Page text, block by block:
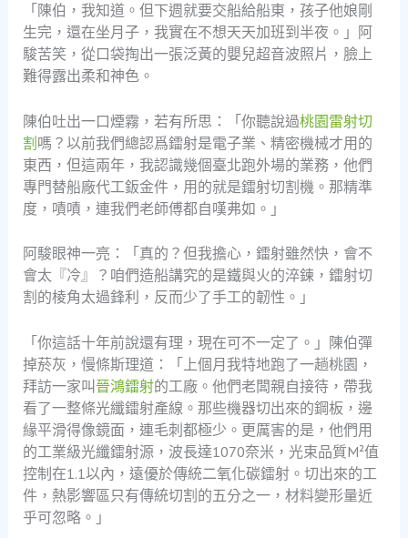
「陳伯，我知道。但下週就要交船給船東，孩子他娘剛
生完，還在坐月子，我實在不想天天加班到半夜。」阿
駿苦笑，從口袋掏出一張泛黃的嬰兒超音波照片，臉上
難得露出柔和神色。
陳伯吐出一口煙霧，若有所思：「你聽說過桃園雷射切
割嗎？以前我們總認爲鐳射是電子業、精密機械才用的
東西，但這兩年，我認識幾個臺北跑外場的業務，他們
專門替船廠代工鈑金件，用的就是鐳射切割機。那精準
度，嘖嘖，連我們老師傅都自嘆弗如。」
阿駿眼神一亮：「真的？但我擔心，鐳射雖然快，會不
會太『冷』？咱們造船講究的是鐵與火的淬鍊，鐳射切
割的棱角太過鋒利，反而少了手工的韌性。」
「你這話十年前說還有理，現在可不一定了。」陳伯彈
掉菸灰，慢條斯理道：「上個月我特地跑了一趟桃園，
拜訪一家叫晉鴻鐳射的工廠。他們老闆親自接待，帶我
看了一整條光纖鐳射產線。那些機器切出來的鋼板，邊
緣平滑得像鏡面，連毛刺都極少。更厲害的是，他們用
的工業級光纖鐳射源，波長達1070奈米，光束品質M²值
控制在1.1以內，遠優於傳統二氧化碳鐳射。切出來的工
件，熱影響區只有傳統切割的五分之一，材料變形量近
乎可忽略。」